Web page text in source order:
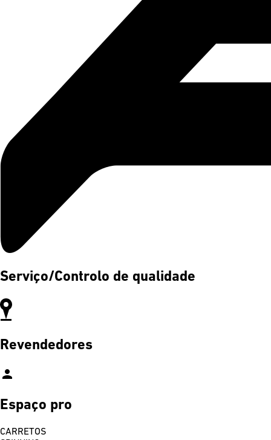
Serviço/Controlo de qualidade
Revendedores
person
Espaço pro
CARRETOS